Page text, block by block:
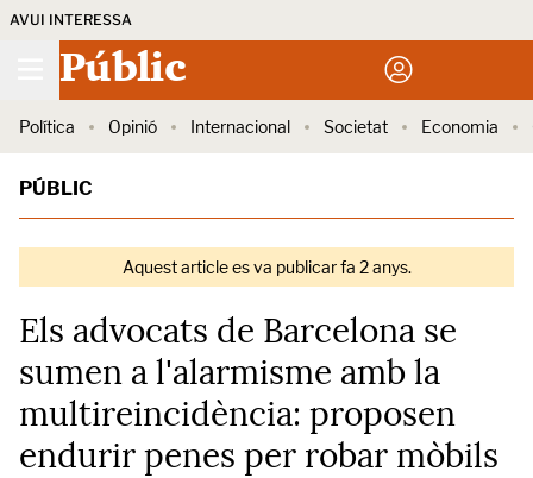
AVUI INTERESSA
Públic
Política Opinió Internacional Societat Economia
PÚBLIC
Aquest article es va publicar fa 2 anys.
Els advocats de Barcelona se
sumen a l'alarmisme amb la
multireincidència: proposen
endurir penes per robar mòbils